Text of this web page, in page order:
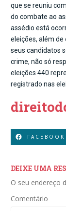
que se reuniu
do combate ao
assédio está
eleições, além
seus candidatos
crime, não só
eleições 440
registrado nas
FACEBOOK
DEIXE UMA
O seu endereço
Comentário